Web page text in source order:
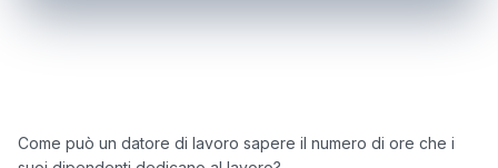
Come può un datore di lavoro sapere il numero di ore che i